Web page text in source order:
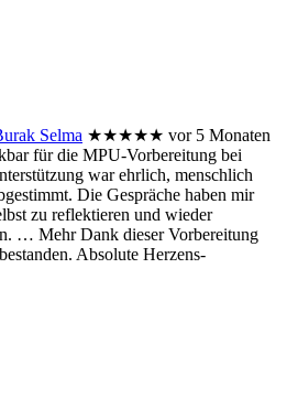
Selma ★★★★★ vor 5 Monaten
für die MPU-Vorbereitung bei
war ehrlich, menschlich
Die Gespräche haben mir
zu reflektieren und wieder
… MehrDank dieser Vorbereitung
Absolute Herzens-